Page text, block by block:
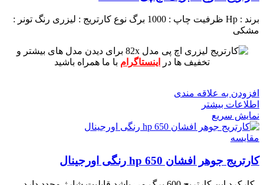
برند : Hp ظرفیت چاپ : 1000 برگ نوع کارتریج : لیزری رنگ تونر :
مشکی
برای دیدن مدل های بیشتر و
تخفیف ها در
اینستاگرام با ما همراه باشید
افزودن به علاقه مندی
اطلاعات بیشتر
نمایش سریع
مقايسه
کارتریج جوهر افشان hp 650 رنگی اورجینال